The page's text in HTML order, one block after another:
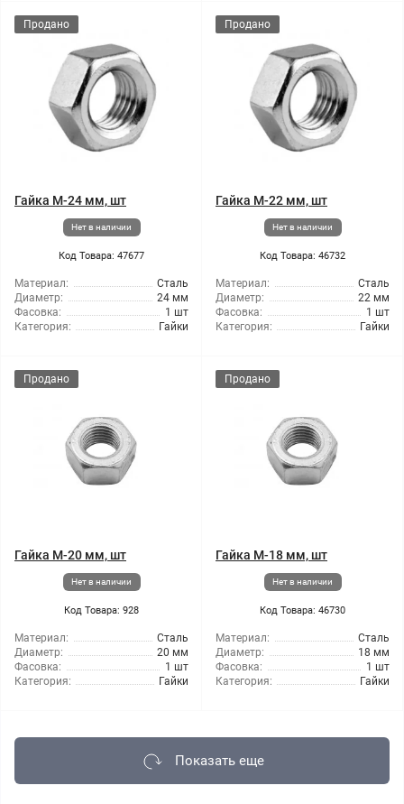
Продано
Гайка М-24 мм, шт
Нет в наличии
Код Товара: 47677
Материал:
Сталь
Диаметр:
24 мм
Фасовка:
1 шт
Категория:
Гайки
Продано
Гайка М-22 мм, шт
Нет в наличии
Код Товара: 46732
Материал:
Сталь
Диаметр:
22 мм
Фасовка:
1 шт
Категория:
Гайки
Продано
Гайка М-20 мм, шт
Нет в наличии
Код Товара: 928
Материал:
Сталь
Диаметр:
20 мм
Фасовка:
1 шт
Категория:
Гайки
Продано
Гайка М-18 мм, шт
Нет в наличии
Код Товара: 46730
Материал:
Сталь
Диаметр:
18 мм
Фасовка:
1 шт
Категория:
Гайки
Показать еще